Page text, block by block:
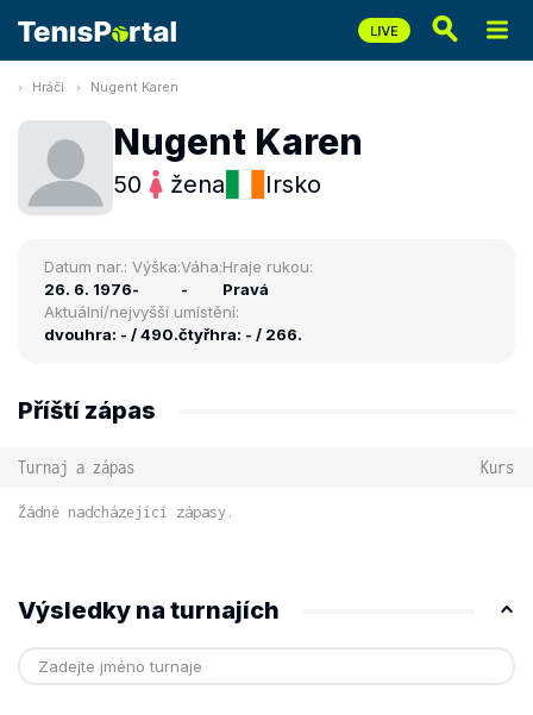
Hráči Nugent Karen
Nugent Karen
50 žena Irsko
Datum nar.:
26. 6. 1976
Výška:
-
Váha:
-
Hraje rukou:
Pravá
Aktuální/nejvyšší umístění:
dvouhra: - / 490.čtyřhra: - / 266.
Příští zápas
Turnaj a zápas Kurs
Žádné nadcházející zápasy.
Výsledky na turnajích